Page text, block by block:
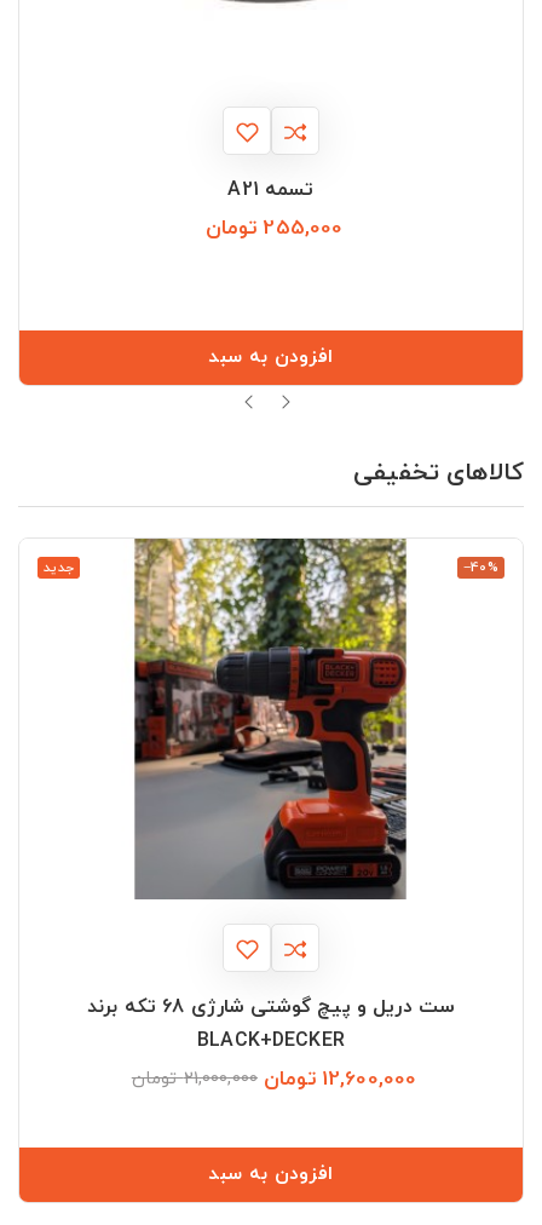
تسمه A21
255,000 تومان
افزودن به سبد
کالاهای تخفیفی
جدید ‎−40%
ست دریل و پیچ گوشتی شارژی 68 تکه برند
BLACK+DECKER
12,600,000 تومان 21,000,000 تومان
افزودن به سبد